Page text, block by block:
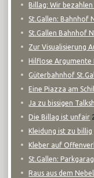
Billag: Wir
St.Gallen: Bahnhof
St.Gallen Bahnhof
Zur Visualisierung
Hilflose
Güterbahnhof
Eine Piazza am
Ja zu bissigen
Die Billag ist unfair
Kleidung ist zu billig
Kleber auf
St.Gallen:
Raus aus dem Nebel